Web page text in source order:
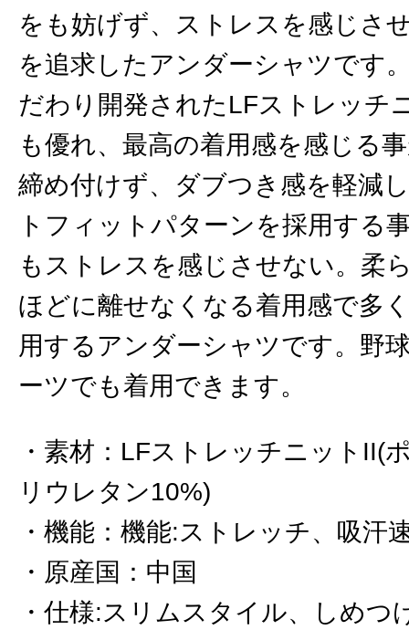
をも妨げず、ストレスを感じさ
を追求したアンダーシャツです
だわり開発されたLFストレッチ
も優れ、最高の着用感を感じる
締め付けず、ダブつき感を軽減
トフィットパターンを採用する
もストレスを感じさせない。柔
ほどに離せなくなる着用感で多
用するアンダーシャツです。野
ーツでも着用できます。
素材 ： LFストレッチニットII(
リウレタン10%)
機能 ： 機能:ストレッチ、吸汗
原産国 ： 中国
仕様:スリムスタイル、しめつ